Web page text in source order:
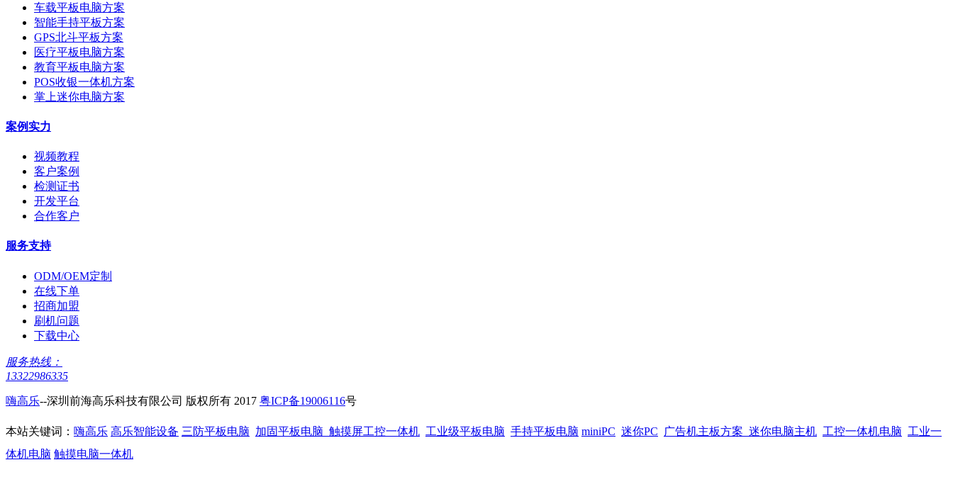
车载平板电脑方案
智能手持平板方案
GPS北斗平板方案
医疗平板电脑方案
教育平板电脑方案
POS收银一体机方案
掌上迷你电脑方案
案例实力
视频教程
客户案例
检测证书
开发平台
合作客户
服务支持
ODM/OEM定制
在线下单
招商加盟
刷机问题
下载中心
服务热线：
13322986335
嗨高乐--深圳前海高乐科技有限公司 版权所有 2017 粤ICP备19006116号
本站关键词： 嗨高乐 高乐智能设备 三防平板电脑 加固平板电脑 触摸屏工控一体机 工业级平板电脑 手持平板电脑 miniPC 迷你PC 广告机主板方案 迷你电脑主机 工控一体机电脑 工业一
体机电脑 触摸电脑一体机